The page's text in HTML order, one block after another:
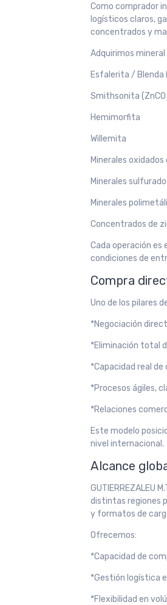
Como comprador
logísticos claros,
concentrados y
Adquirimos
Esfalerita / Blenda
Smithsonita
Hemimorfita
Willemita
Minerales oxidados
Minerales
Minerales
Concentrados de
Cada operación
condiciones de
Compra
Uno de los pilares
*Negociación
*Eliminación total
*Capacidad real
*Procesos ágiles,
*Relaciones
Este modelo
nivel internacional.
Alcance
GUTIERREZALEU
distintas regiones
y formatos de
Ofrecemos:
*Capacidad de
*Gestión logística
*Flexibilidad en